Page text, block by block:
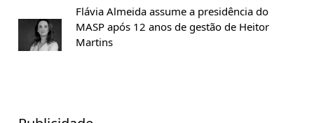
Flávia Almeida assume a presidência do
MASP após 12 anos de gestão de Heitor
Martins